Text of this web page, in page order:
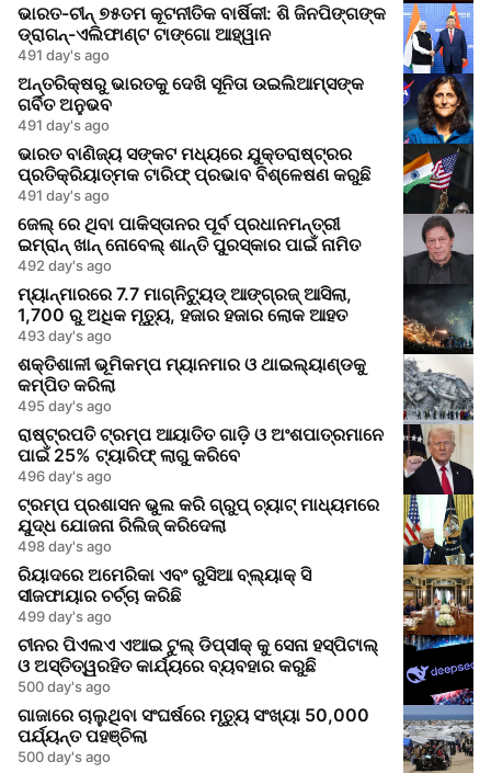
ଭାରତ-ଚୀନ୍ ୭୫ତମ କୂଟନୀତିକ ବାର୍ଷିକୀ: ଶି ଜିନପିଙ୍ଗଙ୍କ
ଡ୍ରାଗନ୍-ଏଲିଫାଣ୍ଟ ଟାଙ୍ଗୋ ଆହ୍ୱାନ
491 day's ago
ଅନ୍ତରିକ୍ଷରୁ ଭାରତକୁ ଦେଖି ସୂନିତା ଉଇଲିଆମ୍ସଙ୍କ
ଗର୍ବିତ ଅନୁଭବ
491 day's ago
ଭାରତ ବାଣିଜ୍ୟ ସଙ୍କଟ ମଧ୍ୟରେ ଯୁକ୍ତରାଷ୍ଟ୍ରର
ପ୍ରତିକ୍ରିୟାତ୍ମକ ଟାରିଫ୍ ପ୍ରଭାବ ବିଶ୍ଳେଷଣ କରୁଛି
491 day's ago
ଜେଲ୍ ରେ ଥିବା ପାକିସ୍ତାନର ପୂର୍ବ ପ୍ରଧାନମନ୍ତ୍ରୀ
ଇମ୍ରାନ୍ ଖାନ୍ ନୋବେଲ୍ ଶାନ୍ତି ପୁରସ୍କାର ପାଇଁ ନାମିତ
492 day's ago
ମ୍ୟାନ୍ମାରରେ 7.7 ମାଗ୍ନିଟ୍ୟୁଡ୍ ଆଙ୍ଗ୍ରଜ୍ ଆସିଲା,
1,700 ରୁ ଅଧିକ ମୃତ୍ୟୁ, ହଜାର ହଜାର ଲୋକ ଆହତ
493 day's ago
ଶକ୍ତିଶାଳୀ ଭୂମିକମ୍ପ ମ୍ୟାନମାର ଓ ଥାଇଲ୍ୟାଣ୍ଡକୁ
କମ୍ପିତ କରିଲା
495 day's ago
ରାଷ୍ଟ୍ରପତି ଟ୍ରମ୍ପ ଆୟାତିତ ଗାଡ଼ି ଓ ଅଂଶପାତ୍ରମାନେ
ପାଇଁ 25% ଟ୍ୟାରିଫ୍ ଲାଗୁ କରିବେ
496 day's ago
ଟ୍ରମ୍ପ ପ୍ରଶାସନ ଭୁଲ କରି ଗ୍ରୁପ୍ ଚ୍ୟାଟ୍ ମାଧ୍ୟମରେ
ଯୁଦ୍ଧ ଯୋଜନା ରିଲିଜ୍ କରିଦେଲା
498 day's ago
ରିୟାଦରେ ଅମେରିକା ଏବଂ ରୁସିଆ ବ୍ଲ୍ୟାକ୍ ସି
ସୀଜଫାୟାର ଚର୍ଚ୍ଚା କରିଛି
499 day's ago
ଚୀନର ପିଏଲଏ ଏଆଇ ଟୁଲ୍ ଡିପ୍ସୀକ୍ କୁ ସେନା ହସ୍ପିଟାଲ୍
ଓ ଅସ୍ତିତ୍ୱରହିତ କାର୍ଯ୍ୟରେ ବ୍ୟବହାର କରୁଛି
500 day's ago
ଗାଜାରେ ଚାଲୁଥିବା ସଂଘର୍ଷରେ ମୃତ୍ୟୁ ସଂଖ୍ୟା 50,000
ପର୍ଯ୍ୟନ୍ତ ପହଞ୍ଚିଲା
500 day's ago